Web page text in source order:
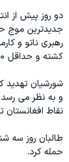
دادگاه حمید نوری
چهل سال
قانون شفافیت
اسرائیل در جنگ
نرگس محمدی
صفحه‌های ویژه
دو روز پیش از
رهبری ناتو و
کشته و حداقل ۵۰ نفر زخمی شدند.
شورشیان تهدید
و به نظر می
نقاط
طالبان روز سه
حمله کرد.